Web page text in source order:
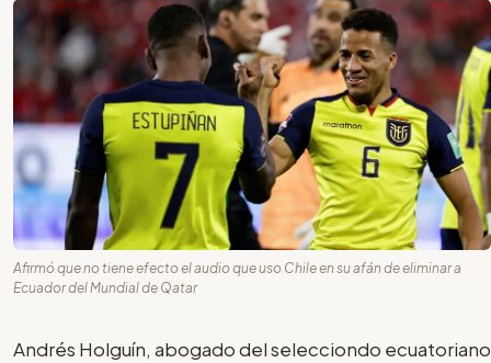
Afirmó que no tiene efecto el audio que uso Chile en su afán de eliminar a
Ecuador del Mundial de Qatar
Andrés Holguín, abogado del selecciondo ecuatoriano